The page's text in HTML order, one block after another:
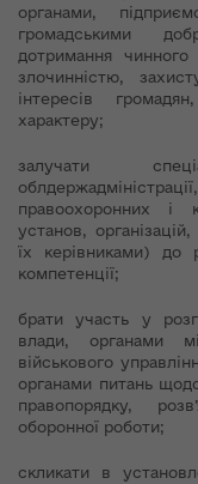
органами,
громадськими
дотримання
злочинністю,
інтересів
характеру;
залучати
правоохоронних і
установ,
їх керівниками) до
компетенції;
брати участь у
влади, органами
військового
органами питань
правопорядку,
оборонної роботи;
скликати в